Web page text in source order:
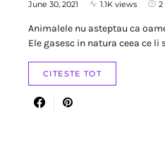
June 30, 2021 1.1K views 2
Animalele nu asteptau ca
Ele gasesc in natura ceea ce li
CITESTE TOT